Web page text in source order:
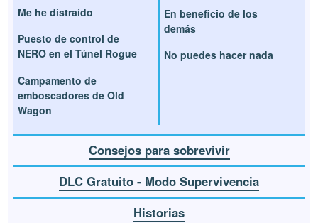
Me he distraído
Puesto de control de
NERO en el Túnel Rogue
Campamento de
emboscadores de Old
Wagon
En beneficio de los
demás
No puedes hacer nada
Consejos para sobrevivir
DLC Gratuito - Modo Supervivencia
Historias